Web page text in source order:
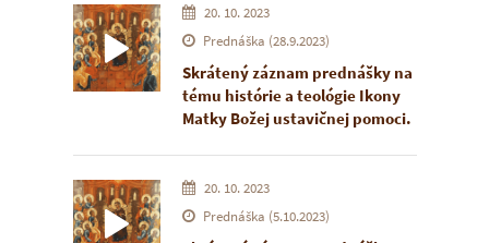
Parmskej diecéze v USA.
Prednáška sa uskutočnila 19.
školy v priestoroch Expozície
ikony v Žiline.
20. 10. 2023
Prednáška (28.9.2023)
Skrátený záznam prednášky na
tému histórie a teológie Ikony
Matky Božej ustavičnej pomoci.
biskup a člen konkregácie
redepemptoristov, ktorý
20. 10. 2023
Prednáška (5.10.2023)